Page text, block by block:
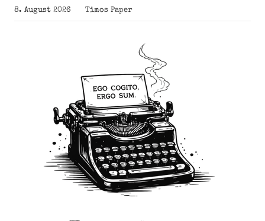
Zum
Inhalt
8. August 2026 Timos Paper